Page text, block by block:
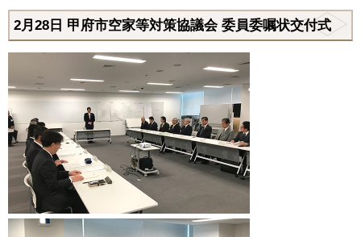
2月28 日 甲府市空家等対策協議会 委員委嘱状交付式